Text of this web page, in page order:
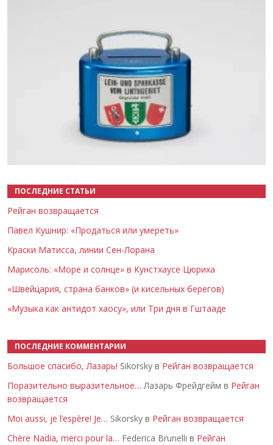
ПОСЛЕДНИЕ СТАТЬИ
Рейган возвращается
Павел Кушнир: «Продаться или умереть»
Краски Матисса, линии Сен-Лорана
Марисоль: «Море и солнце» в Кунстхаусе Цюриха
«Швейцария, страна банков» (и кисельных берегов)
«Музыка как антидот хаосу», или Три дня в Гштааде
ПОСЛЕДНИЕ КОММЕНТАРИИ
Большое спасибо, Лазарь! Sikorsky в Рейган возвращается
Поразительно выразительное… Лазарь Фрейдгейм в Рейган
возвращается
Moi aussi, je l’espère! Je… Sikorsky в Рейган возвращается
Chère Nadia, merci pour la… Federica Brunelli в Рейган